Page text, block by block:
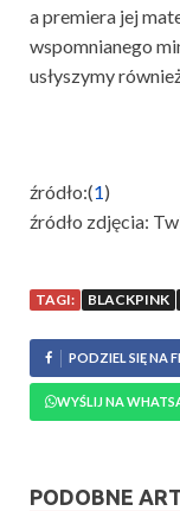
a premiera jej
wspomnianego
usłyszymy
źródło:(1)
źródło zdjęcia:
TAGI: BLACKPINK
PODZIEL SIĘ NA
WYŚLIJ NA
PODOBNE